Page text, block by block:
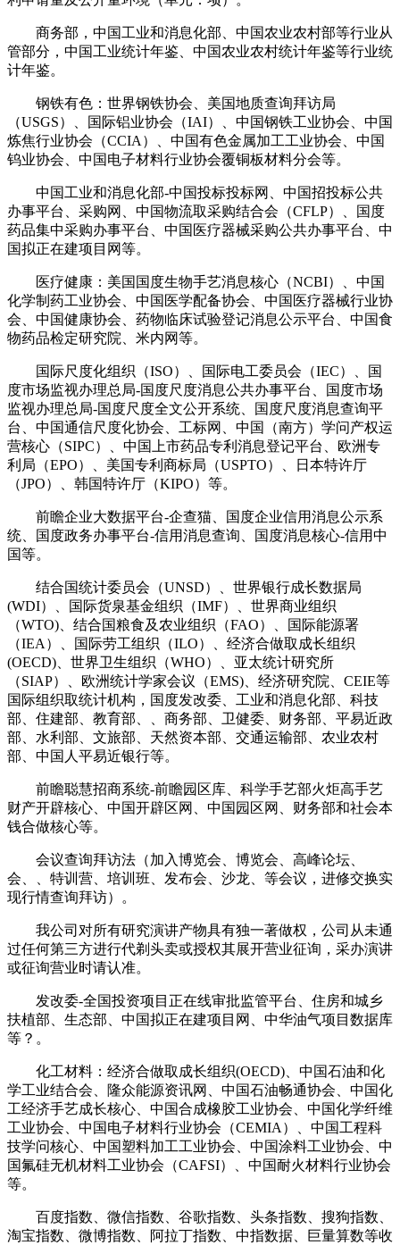
商务部，中国工业和消息化部、中国农业农村部等行业从
管部分，中国工业统计年鉴、中国农业农村统计年鉴等行业统
计年鉴。
钢铁有色：世界钢铁协会、美国地质查询拜访局
（USGS）、国际铝业协会（IAI）、中国钢铁工业协会、中国
炼焦行业协会（CCIA）、中国有色金属加工工业协会、中国
钨业协会、中国电子材料行业协会覆铜板材料分会等。
中国工业和消息化部-中国投标投标网、中国招投标公共
办事平台、采购网、中国物流取采购结合会（CFLP）、国度
药品集中采购办事平台、中国医疗器械采购公共办事平台、中
国拟正在建项目网等。
医疗健康：美国国度生物手艺消息核心（NCBI）、中国
化学制药工业协会、中国医学配备协会、中国医疗器械行业协
会、中国健康协会、药物临床试验登记消息公示平台、中国食
物药品检定研究院、米内网等。
国际尺度化组织（ISO）、国际电工委员会（IEC）、国
度市场监视办理总局-国度尺度消息公共办事平台、国度市场
监视办理总局-国度尺度全文公开系统、国度尺度消息查询平
台、中国通信尺度化协会、工标网、中国（南方）学问产权运
营核心（SIPC）、中国上市药品专利消息登记平台、欧洲专
利局（EPO）、美国专利商标局（USPTO）、日本特许厅
（JPO）、韩国特许厅（KIPO）等。
前瞻企业大数据平台-企查猫、国度企业信用消息公示系
统、国度政务办事平台-信用消息查询、国度消息核心-信用中
国等。
结合国统计委员会（UNSD）、世界银行成长数据局
(WDI）、国际货泉基金组织（IMF）、世界商业组织
（WTO)、结合国粮食及农业组织（FAO）、国际能源署
（IEA）、国际劳工组织（ILO）、经济合做取成长组织
(OECD)、世界卫生组织（WHO）、亚太统计研究所
（SIAP）、欧洲统计学家会议（EMS)、经济研究院、CEIE等
国际组织取统计机构，国度发改委、工业和消息化部、科技
部、住建部、教育部、、商务部、卫健委、财务部、平易近政
部、水利部、文旅部、天然资本部、交通运输部、农业农村
部、中国人平易近银行等。
前瞻聪慧招商系统-前瞻园区库、科学手艺部火炬高手艺
财产开辟核心、中国开辟区网、中国园区网、财务部和社会本
钱合做核心等。
会议查询拜访法（加入博览会、博览会、高峰论坛、
会、、特训营、培训班、发布会、沙龙、等会议，进修交换实
现行情查询拜访）。
我公司对所有研究演讲产物具有独一著做权，公司从未通
过任何第三方进行代剃头卖或授权其展开营业征询，采办演讲
或征询营业时请认准。
发改委-全国投资项目正在线审批监管平台、住房和城乡
扶植部、生态部、中国拟正在建项目网、中华油气项目数据库
等？。
化工材料：经济合做取成长组织(OECD)、中国石油和化
学工业结合会、隆众能源资讯网、中国石油畅通协会、中国化
工经济手艺成长核心、中国合成橡胶工业协会、中国化学纤维
工业协会、中国电子材料行业协会（CEMIA）、中国工程科
技学问核心、中国塑料加工工业协会、中国涂料工业协会、中
国氟硅无机材料工业协会（CAFSI）、中国耐火材料行业协会
等。
百度指数、微信指数、谷歌指数、头条指数、搜狗指数、
淘宝指数、微博指数、阿拉丁指数、中指数据、巨量算数等收